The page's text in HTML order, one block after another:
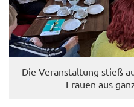
Die Ver­an­stal­tung stieß
Frau­en aus